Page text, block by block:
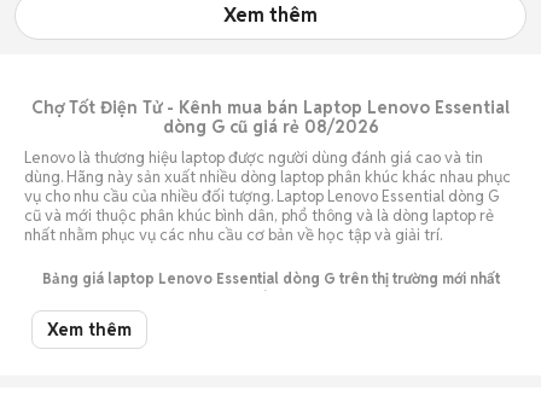
Xem thêm
Chợ Tốt Điện Tử - Kênh mua bán Laptop Lenovo Essential
dòng G cũ giá rẻ 08/2026
Lenovo là thương hiệu laptop được người dùng đánh giá cao và tin
dùng. Hãng này sản xuất nhiều dòng laptop phân khúc khác nhau phục
vụ cho nhu cầu của nhiều đối tượng. Laptop Lenovo Essential dòng G
cũ và mới thuộc phân khúc bình dân, phổ thông và là dòng laptop rẻ
nhất nhằm phục vụ các nhu cầu cơ bản về học tập và giải trí.
Bảng giá laptop Lenovo Essential dòng G trên thị trường mới nhất
Giá Laptop lenovo
Essential dòng G cũ
Xem thêm